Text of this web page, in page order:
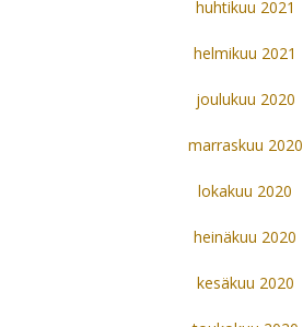
huhtikuu 2021
helmikuu 2021
joulukuu 2020
marraskuu 2020
lokakuu 2020
heinäkuu 2020
kesäkuu 2020